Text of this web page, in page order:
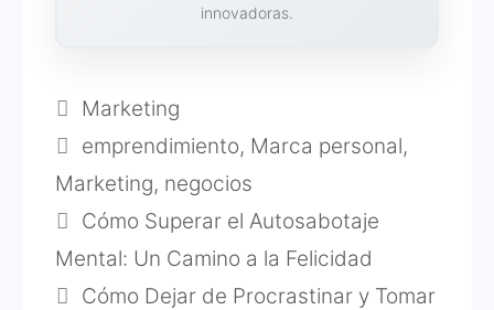
innovadoras.
Categorías
Marketing
Etiquetas
emprendimiento, Marca personal,
Marketing, negocios
Cómo Superar el Autosabotaje
Mental: Un Camino a la Felicidad
Cómo Dejar de Procrastinar y Tomar